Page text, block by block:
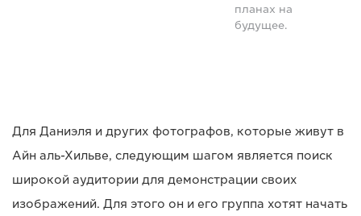
планах на
будущее.
Для Даниэля и других фотографов, которые живут в
Айн аль-Хильве, следующим шагом является поиск
широкой аудитории для демонстрации своих
изображений. Для этого он и его группа хотят начать